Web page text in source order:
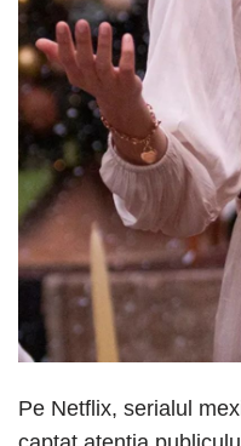
Pe Netflix, serialul